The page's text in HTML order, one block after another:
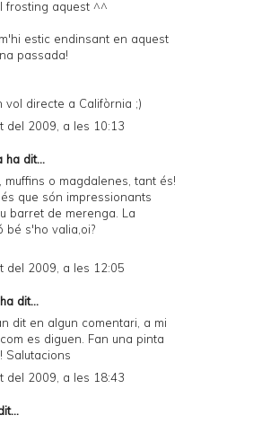
frosting aquest ^^
estic endinsant en aquest
passada!
vol directe a Califòrnia ;)
del 2009, a les 10:13
ha dit...
muffins o magdalenes, tant és!
que són impressionants
barret de merenga. La
bé s'ho valia,oi?
del 2009, a les 12:05
ha dit...
dit en algun comentari, a mi
es diguen. Fan una pinta
Salutacions
del 2009, a les 18:43